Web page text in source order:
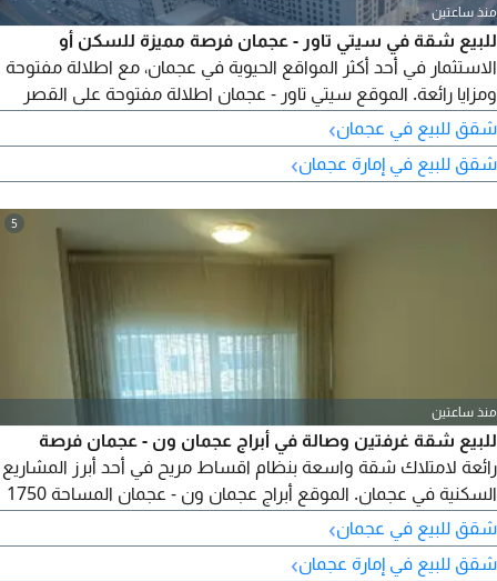
منذ ساعتين
للبيع شقة في سيتي تاور - عجمان فرصة مميزة للسكن أو
الاستثمار في أحد أكثر المواقع الحيوية في عجمان، مع اطلالة مفتوحة
ومزايا رائعة. الموقع سيتي تاور - عجمان اطلالة مفتوحة على القصر
(باركينج) السعر الاجمالي 532842 درهم الدفعة الأولى 316842 درهم
شقق للبيع في عجمان›
شقق للبيع في إمارة عجمان›
5
منذ ساعتين
للبيع شقة غرفتين وصالة في أبراج عجمان ون - عجمان فرصة
رائعة لامتلاك شقة واسعة بنظام اقساط مريح في أحد أبرز المشاريع
السكنية في عجمان. الموقع أبراج عجمان ون - عجمان المساحة 1750
خاص (باركينج) السعر الاجمالي 834221 درهم الدفعة الأولى 329445
شقق للبيع في عجمان›
شقق للبيع في إمارة عجمان›